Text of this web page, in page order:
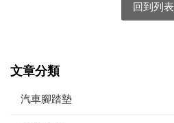
回到列表
文章分類
汽車腳踏墊